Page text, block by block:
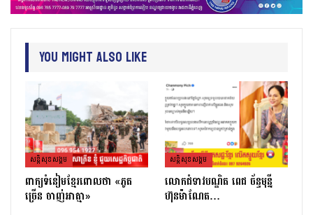
You Might Also Like
សន្តិសុខសង្គម
ពាក្យទំនៀមខ្មែរពោលថា «ភូត
ច្រើន ចាញ់អាត្មា»
សន្តិសុខសង្គម
លោកជំទាវបណ្ឌិត ពេជ ច័ន្ទមុន្នី
ហ៊ុនម៉ាណែត…